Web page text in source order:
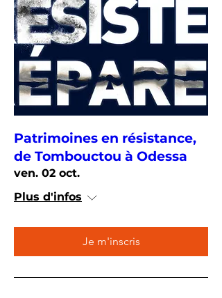
Patrimoines en résistance,
de Tombouctou à Odessa
ven. 02 oct.
Plus d'infos
Je m'inscris